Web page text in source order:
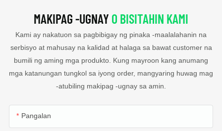
MAKIPAG -UGNAY O BISITAHIN KAMI
Kami ay nakatuon sa pagbibigay ng pinaka -maalalahanin na
serbisyo at mahusay na kalidad at halaga sa bawat customer na
bumili ng aming mga produkto. Kung mayroon kang anumang
mga katanungan tungkol sa iyong order, mangyaring huwag mag
-atubiling makipag -ugnay sa amin.
Pangalan